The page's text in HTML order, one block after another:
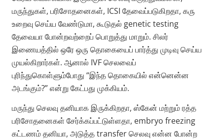
மருந்துகள், பரிசோதனைகள், ICSI தேவைப்படுகிறதா, கரு
உறைவு செய்ய வேண்டுமா, கூடுதல் genetic testing
தேவையா போன்றவற்றைப் பொறுத்து மாறும். சிலர்
இணையத்தில் ஒரே ஒரு தொகையைப் பார்த்து முடிவு செய்ய
முயல்கிறார்கள். ஆனால் IVF செலவைப்
புரிந்துகொள்ளும்போது “இந்த தொகையில் என்னென்ன
அடங்கும்?” என்று கேட்பது முக்கியம்.
மருந்து செலவு தனியாக இருக்கிறதா, ஸ்கேன் மற்றும் ரத்த
பரிசோதனைகள் சேர்க்கப்பட்டுள்ளதா, embryo freezing
கட்டணம் தனியா, அடுத்த transfer செலவு என்ன போன்ற